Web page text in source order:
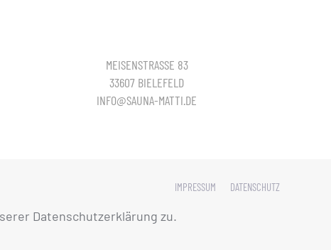
Datenschutzerklärung zu.
MEISENSTRASSE 83
33607 BIELEFELD
INFO@SAUNA-MATTI.DE
IMPRESSUM DATENSCHUTZ